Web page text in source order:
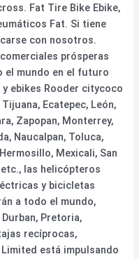
Fat Tire Bike Ebike,
Fat. Si tiene
con nosotros.
prósperas
el mundo en el futuro
ebikes Rooder citycoco
Ecatepec, León,
Zapopan, Monterrey,
Naucalpan, Toluca,
Mexicali, San
las helicópteros
y bicicletas
a todo el mundo,
Pretoria,
recíprocas,
está impulsando